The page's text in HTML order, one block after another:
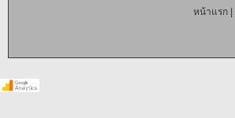
หน้าแรก|